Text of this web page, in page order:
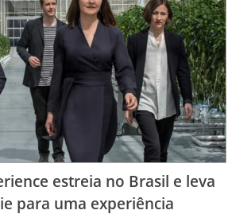
estreia no Brasil e leva
para uma experiência